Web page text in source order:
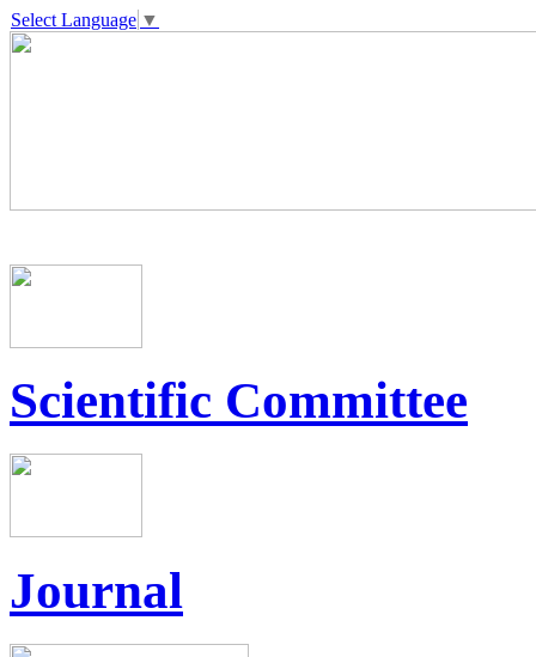
Select Language ▼
Scientific Committee
Journal